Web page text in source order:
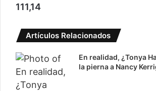
111,14
Artículos Relacionados
En realidad, ¿Tonya
la pierna a Nancy